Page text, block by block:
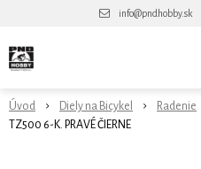
info@pndhobby.sk
Úvod Diely na Bicykel Radenie
TZ500 6-K. PRAVÉ ČIERNE